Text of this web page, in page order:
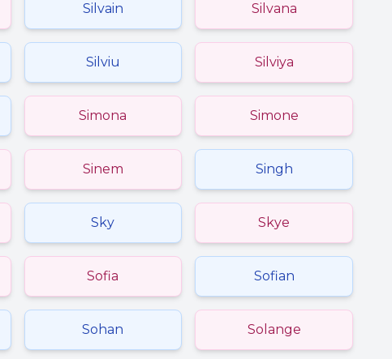
Silvain Silvana
Silviu Silviya
Simona Simone
Sinem Singh
Sky Skye
Sofia Sofian
Sohan Solange